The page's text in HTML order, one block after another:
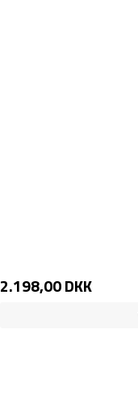
2.198,00 DKK